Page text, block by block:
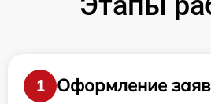
1
Оформление